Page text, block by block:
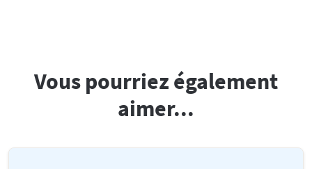
Vous pourriez également
aimer...